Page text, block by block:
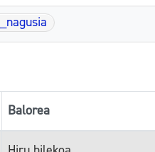
Balorea